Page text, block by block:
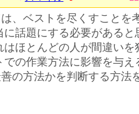
、ベストを尽くすことを
話題にする必要があると
ほとんどの人が間違いを
の作業方法に影響を与え
の方法かを判断する方法